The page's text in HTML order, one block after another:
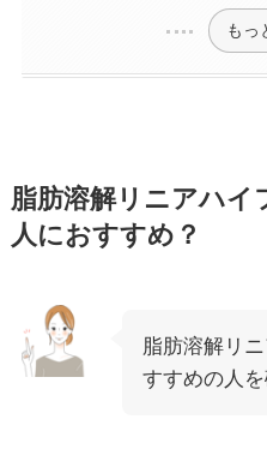
もっ
脂肪溶解リニアハイ
人におすすめ？
脂肪溶解リ
すすめの人を